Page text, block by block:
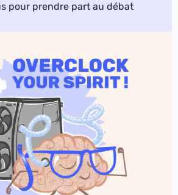
pour prendre part au débat